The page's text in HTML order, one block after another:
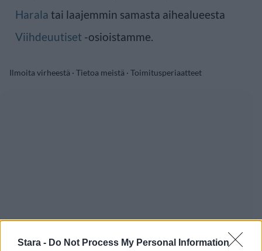
Stara - Do Not Process My Personal Information
Harala tai laajemmin samasta aihealueesta
Viihdeuutiset -osioistamme.
Ilmoita virheestä · Tietoa meistä · Toimitusperiaatteet